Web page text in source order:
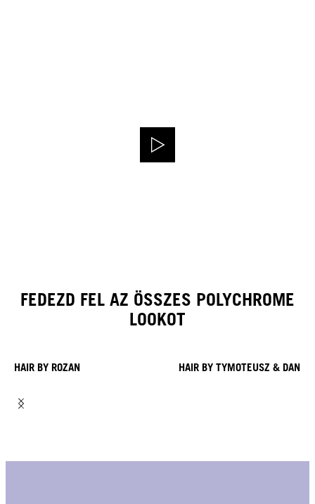
FEDEZD FEL AZ ÖSSZES POLYCHROME
LOOKOT
HAIR BY ROZAN HAIR BY TYMOTEUSZ &